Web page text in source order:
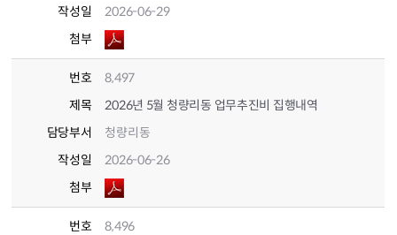
작성일
2026-06-29
첨부
번호
8,497
제목
2026년 5월 청량리동 업무추진비 집행내역
담당부서
청량리동
작성일
2026-06-26
첨부
번호
8,496